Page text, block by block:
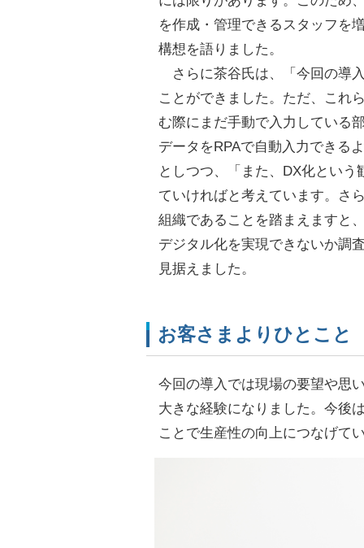
を作成・管理できるスタッフを
構想を語りました。
さらに茶谷氏は、「今回の導
ことができました。ただ、これ
む際にまだ手動で入力している
データをRPAで自動入力できる
としつつ、「また、DX化とい
ていければと考えています。さ
組織であることを踏まえますと
デジタル化を実現できないか調
見据えました。
お客さまよりひとこと
今回の導入では現場の要望や思
大きな経験になりました。今後
ことで生産性の向上につなげて